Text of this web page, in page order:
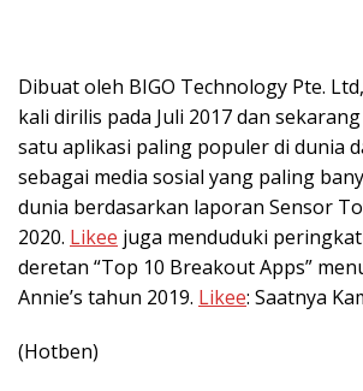
Dibuat oleh BIGO Technology Pte. Ltd,
kali dirilis pada Juli 2017 dan
satu aplikasi paling populer di dunia
sebagai media sosial yang paling
dunia berdasarkan laporan Sensor
2020. Likee juga menduduki
deretan “Top 10 Breakout Apps”
Annie’s tahun 2019. Likee: Saatnya
(Hotben)